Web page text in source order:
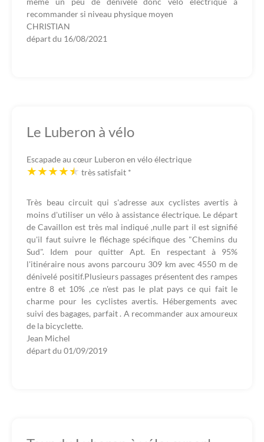
recommander si niveau physique moyen
CHRISTIAN
départ du 16/08/2021
Le Luberon à vélo
Escapade au cœur Luberon en vélo électrique
très satisfait *
Très beau circuit qui s'adresse aux cyclistes avertis à
moins d'utiliser un vélo à assistance électrique. Le départ
de Cavaillon est très mal indiqué ,nulle part il est signifié
qu'il faut suivre le fléchage spécifique des "Chemins du
Sud". Idem pour quitter Apt. En respectant à 95%
l'itinéraire nous avons parcouru 309 km avec 4550 m de
dénivelé positif.Plusieurs passages présentent des rampes
entre 8 et 10% ,ce n'est pas le plat pays ce qui fait le
charme pour les cyclistes avertis. Hébergements avec
suivi des bagages, parfait . A recommander aux amoureux
de la bicyclette.
Jean Michel
départ du 01/09/2019